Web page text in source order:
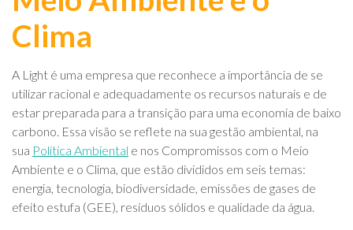
Clima
A Light é uma empresa que reconhece a importância de se
utilizar racional e adequadamente os recursos naturais e de
estar preparada para a transição para uma economia de baixo
carbono. Essa visão se reflete na sua gestão ambiental, na
sua Política Ambiental e nos Compromissos com o Meio
Ambiente e o Clima, que estão divididos em seis temas:
energia, tecnologia, biodiversidade, emissões de gases de
efeito estufa (GEE), resíduos sólidos e qualidade da água.